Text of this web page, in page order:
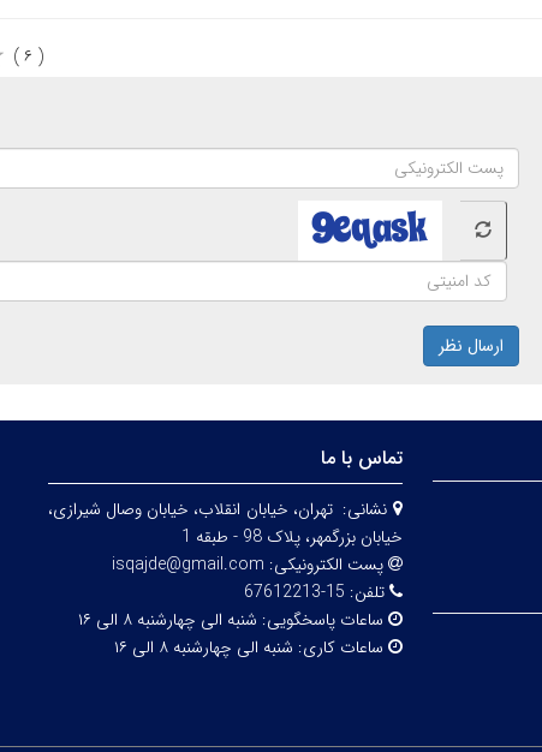
( ۶ )
ارسال نظر
تماس با ما
نشانی: تهران، خيابان انقلاب، خيابان وصال شیرازی،
خيابان بزرگمهر، پلاک 98 - طبقه 1
پست الکترونیکی: isqajde@gmail.com
تلفن: 15-67612213
ساعات پاسخگویی: شنبه الی چهارشنبه ۸ الی ۱۶
ساعات کاری: شنبه الی چهارشنبه ۸ الی ۱۶